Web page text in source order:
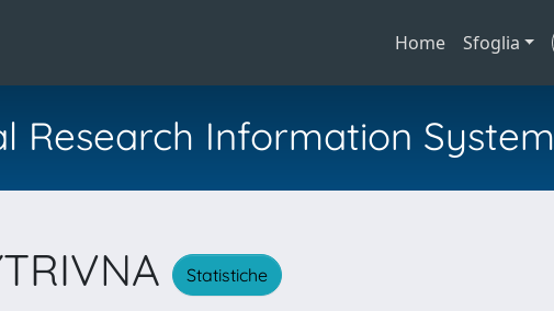
Home Sfoglia
Research Information System
Statistiche